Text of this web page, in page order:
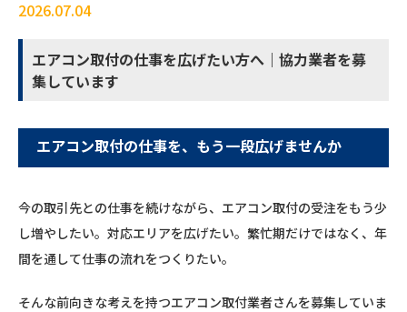
2026.07.04
エアコン取付の仕事を広げたい方へ｜協力業者を募
集しています
エアコン取付の仕事を、もう一段広げませんか
今の取引先との仕事を続けながら、エアコン取付の受注をもう少
し増やしたい。対応エリアを広げたい。繁忙期だけではなく、年
間を通して仕事の流れをつくりたい。
そんな前向きな考えを持つエアコン取付業者さんを募集していま